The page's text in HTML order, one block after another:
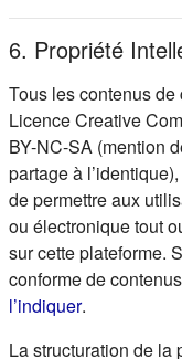
6. Propriété
Tous les contenus
Licence Creative
BY-NC-SA (mention
partage à
de permettre aux
ou électronique tout
sur cette plateforme.
conforme de
l’indiquer(s'ouvre
.
La structuration de la